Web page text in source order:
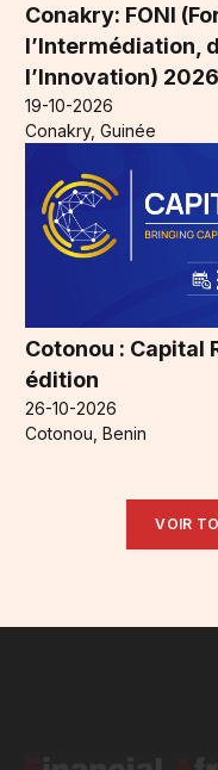
Conakry: FONI
l’Intermédiation,
l’Innovation) 2026
19-10-2026
Conakry, Guinée
Cotonou : Capital
édition
26-10-2026
Cotonou, Benin
VOIR